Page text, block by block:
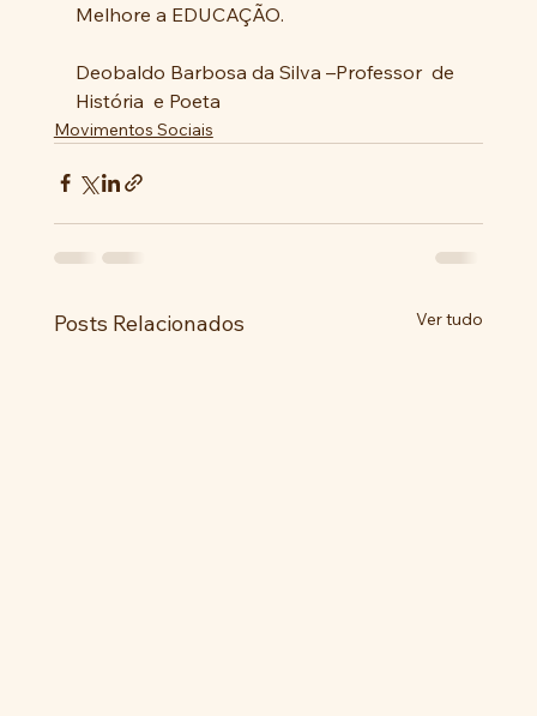
Melhore a EDUCAÇÃO.
Deobaldo Barbosa da Silva –Professor  de
História  e Poeta
Movimentos Sociais
Posts Relacionados Ver tudo